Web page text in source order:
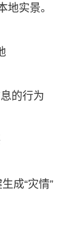
地实景。
的行为
成“灾情”